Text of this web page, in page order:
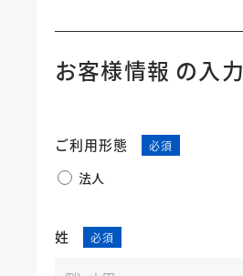
お客様情報 の入力
ご利用形態
法人
姓